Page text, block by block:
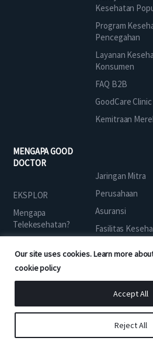
Our site uses cookies. Learn more
cookie policy
Reject All
Accept All
Kesehatan
Program
Pencegahan
Layanan
Konsumen
FAQ B2B
GoodCare Clinic
Kemitraan
MENGAPA GOOD
DOCTOR
EKSPLOR
Mengapa
Telekesehatan?
Tentang kami
Softbank
Jaringan Mitra
Perusahaan
Asuransi
Fasilitas
Admin Pihak
FMCG Farmasi